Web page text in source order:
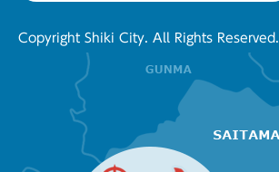
Copyright Shiki City. All Rights Reserved.